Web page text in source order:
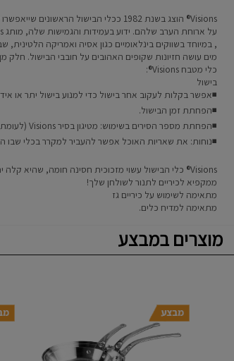
Visions® הוצגבשנת 1982 ככלי הבישול הראשונים
על ארוחת הערב שלהם. ידוע בעמידות והגמישות שלה, מותג
, במיוחדבשווקים בינלאומיים כגון אסיה ואמריקה הלטינית,
מים עושה חזיונות שקופים האהובים על חובבי הבישול. חלק
כלי מטבחVisions®
:
בישול
◾אפשרבקלות לעקוב אחרבישול כדי למנוע בישול יתר או
◾הפחתת זמן הבישול.
◾הפחתת מספר הסירים בשימוש: מטיגון בסירVisions
(לעומת
◾נוחות: את שאריות האוכל אפשר להעביר למקררבכלי שבו
Visions® כלי הבישול עשוי מזכוכית חסינה חומה, שהיא קלה
ממקפיא לכיריים לתנור לשולחן שלך!
מתאימה לשימוש על כיריים גז
מתאימה למדיח כלים.
מוצרים במבצע